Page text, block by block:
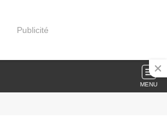
Publicité
MENU